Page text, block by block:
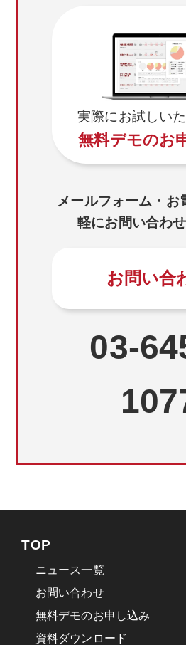
報から識別され得るご本人の
(2)個人情報の利用目的
ご利用者の個人情報は、各種
用ページからのエントリー(
おけるサービスの提供に必要
供いただきます。 ご利用者
するものとし、個人情報をご
利用目的以外に利用すること
計データ、匿名加工情報、マ
タとして、ご利用者を識別で
する契約の履行
・お客様との商談、打合せの
・弊社サービス等に関する催
・弊社の既存サービス、新サ
究開発
・新サービスその他の各種サ
お知らせをお届けする等、マ
実際にお試しい
無料デモのお
メールフォーム・お
軽にお問い合わ
お問い合
03-
TOP
ニュース一覧
お問い合わせ
無料デモのお申し込み
資料ダウンロード